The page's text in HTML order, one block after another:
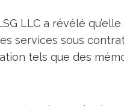
LLC a révélé
services sous
tels que des